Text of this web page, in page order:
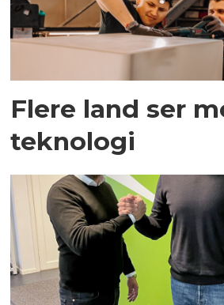
Flere land ser
teknologi